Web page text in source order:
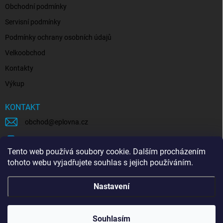
Tento web používá soubory cookie. Dalším procházením
tohoto webu vyjadřujete souhlas s jejich používáním.
Nastavení
Souhlasím
Obchodní podmínky
Servisní podmínky
Podmínky ochrany osobních údajů
Velkoobchod
Kontakty
Výkup
KONTAKT
obchod @eplovna.cz
eplovna.cz